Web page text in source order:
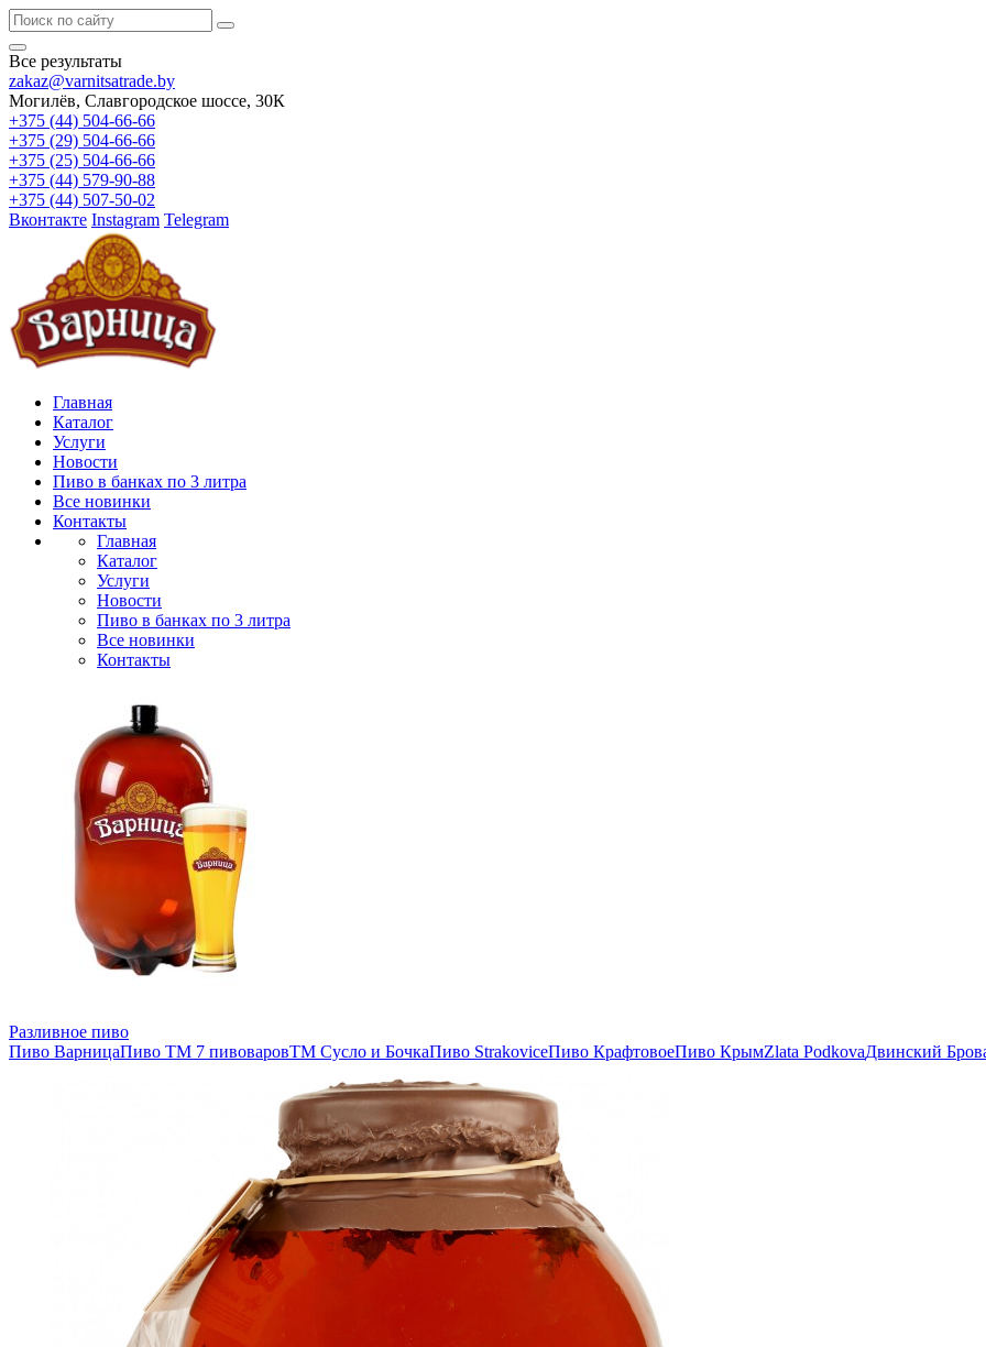
Все результаты
zakaz@varnitsatrade.by
Могилёв, Славгородское шоссе, 30К
+375 (44) 504-66-66
+375 (29) 504-66-66
+375 (25) 504-66-66
+375 (44) 579-90-88
+375 (44) 507-50-02
Вконтакте Instagram Telegram
Главная
Каталог
Услуги
Новости
Пиво в банках по 3 литра
Все новинки
Контакты
Главная
Каталог
Услуги
Новости
Пиво в банках по 3 литра
Все новинки
Контакты
Разливное пиво
Пиво ВарницаПиво ТМ 7 пивоваровТМ Сусло и БочкаПиво StrakoviceПиво КрафтовоеПиво КрымZlata PodkovaДвинский